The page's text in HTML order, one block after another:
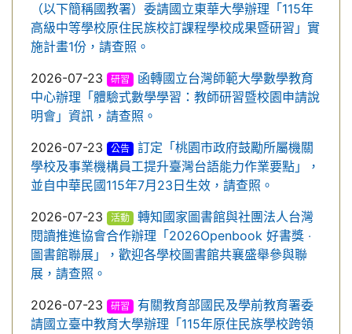
（以下簡稱國教署）委請國立東華大學辦理「115年
高級中等學校原住民族校訂課程學校成果暨研習」實
施計畫1份，請查照。
2026-07-23
研習
函轉國立台灣師範大學數學教育
中心辦理「體驗式數學學習：教師研習暨校園申請說
明會」資訊，請查照。
2026-07-23
公告
訂定「桃園市政府鼓勵所屬機關
學校及事業機構員工提升臺灣台語能力作業要點」，
並自中華民國115年7月23日生效，請查照。
2026-07-23
活動
轉知國家圖書館與社團法人台灣
閱讀推進協會合作辦理「2026Openbook 好書獎 ‧
圖書館聯展」，歡迎各學校圖書館共襄盛舉參與聯
展，請查照。
2026-07-23
研習
有關教育部國民及學前教育署委
請國立臺中教育大學辦理「115年原住民族學校跨領